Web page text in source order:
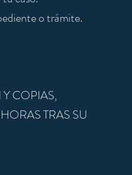
o trámite.
COPIAS,
TRAS SU